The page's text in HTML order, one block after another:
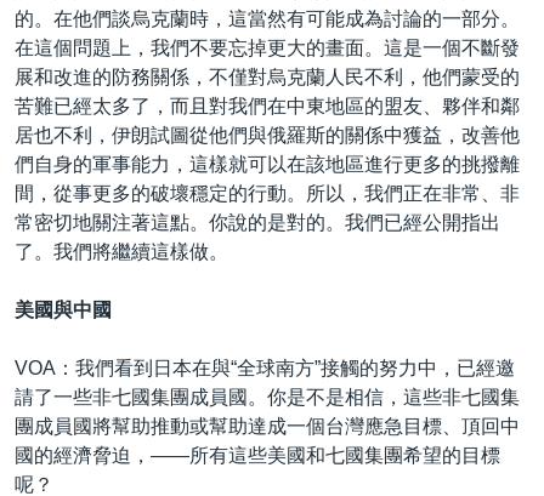
的。在他們談烏克蘭時，這當然有可能成為討論的一部分。
在這個問題上，我們不要忘掉更大的畫面。這是一個不斷發
展和改進的防務關係，不僅對烏克蘭人民不利，他們蒙受的
苦難已經太多了，而且對我們在中東地區的盟友、夥伴和鄰
居也不利，伊朗試圖從他們與俄羅斯的關係中獲益，改善他
們自身的軍事能力，這樣就可以在該地區進行更多的挑撥離
間，從事更多的破壞穩定的行動。所以，我們正在非常、非
常密切地關注著這點。你說的是對的。我們已經公開指出
了。我們將繼續這樣做。
美國與中國
VOA：我們看到日本在與“全球南方”接觸的努力中，已經邀
請了一些非七國集團成員國。你是不是相信，這些非七國集
團成員國將幫助推動或幫助達成一個台灣應急目標、頂回中
國的經濟脅迫，——所有這些美國和七國集團希望的目標
呢？